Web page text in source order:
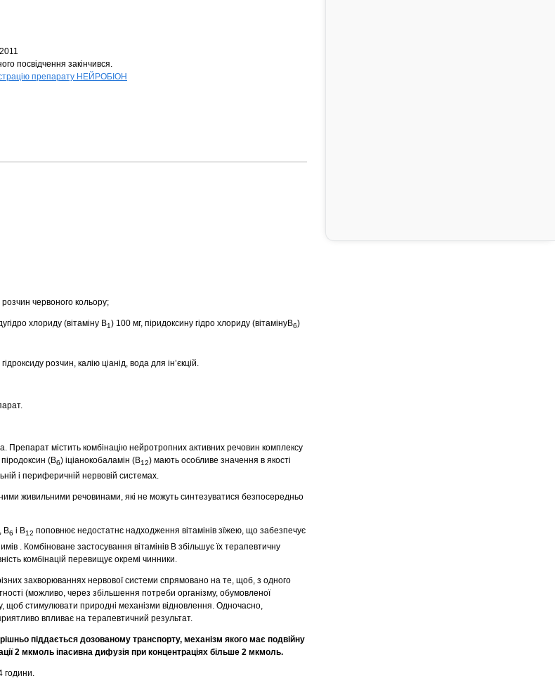
посвідчення закінчився.
препарату НЕЙРОБІОН
червоного кольору;
хлориду (вітаміну В1) 100 мг, піридоксину гідро хлориду (вітамінуВ6)
розчин, калію ціанід, вода для ін’єкцій.
Препарат містить комбінацію нейротропних активних речовин комплексу
піродоксин (В6) іціанокобаламін (В12) мають особливе значення в якості
і периферичній нервовій системах.
живильними речовинами, які не можуть синтезуватися безпосередньо
, В6 і В12 поповнює недостатнє надходження вітамінів зїжею, що забезпечує
. Комбіноване застосування вітамінів В збільшує їх терапевтичну
комбінацій перевищує окремі чинники.
захворюваннях нервової системи спрямовано на те, щоб, з одного
(можливо, через збільшення потреби організму, обумовленої
щоб стимулювати природні механізми відновлення. Одночасно,
впливає на терапевтичний результат.
піддається дозованому транспорту, механізм якого має подвійну
2 мкмоль іпасивна дифузія при концентраціях більше 2 мкмоль.
години.